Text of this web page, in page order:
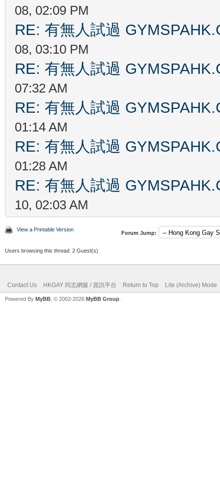
08, 02:09 PM
RE: 有無人試過
08, 03:10 PM
RE: 有無人試過
07:32 AM
RE: 有無人試過
01:14 AM
RE: 有無人試過
01:28 AM
RE: 有無人試過
10, 02:03 AM
View a Printable Version
Forum Jump:
Users browsing this thread: 2 Guest(s)
Contact Us HKGAY 同志網媒 / 資訊平台 Return to Top Lite (Archive) Mode
Powered By MyBB , © 2002-2026 MyBB Group